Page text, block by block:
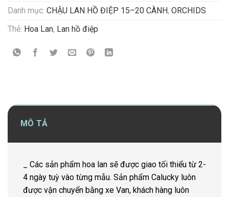
Danh mục: CHẬU LAN HỒ ĐIỆP 15–20 CÀNH, ORCHIDS
Thẻ: Hoa Lan, Lan hồ điệp
MÔ TẢ
_ Các sản phẩm hoa lan sẽ được giao tối thiểu từ 2-
4 ngày tuỳ vào từng mẫu. Sản phẩm Calucky luôn
được vận chuyển bằng xe Van, khách hàng luôn